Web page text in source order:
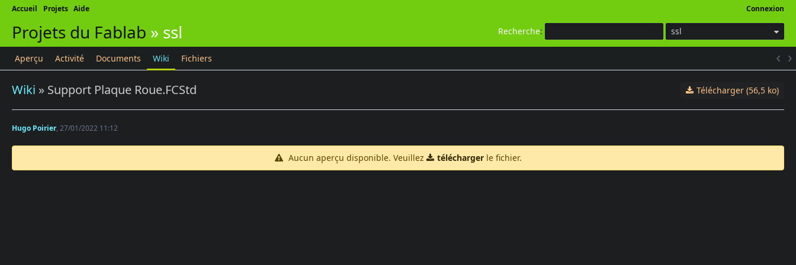
Connexion
Accueil Projets Aide
Recherche: ssl
Projets du Fablab » ssl
Aperçu Activité Documents Wiki Fichiers
Télécharger (56,5 ko)
Wiki » Support Plaque Roue.FCStd
Hugo Poirier, 27/01/2022 11:12
Aucun aperçu disponible. Veuillez téléchargerle fichier.